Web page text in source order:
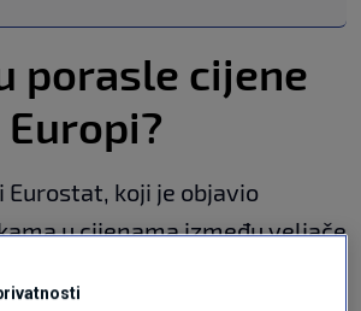
porasle cijene
Eurostat, koji je objavio
u cijenama između veljače